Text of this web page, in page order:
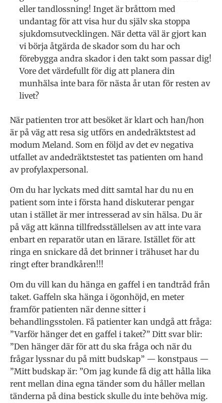
eller tandlossning! Inget är bråttom med
undantag för att visa hur du själv ska stoppa
sjukdomsutvecklingen. När detta väl är gjort kan
vi börja åtgärda de skador som du har och
förebygga andra skador i den takt som passar dig!
Vore det värdefullt för dig att planera din
munhälsa inte bara för nästa år utan för resten av
livet?
När patienten tror att besöket är klart och han/hon
är på väg att resa sig utförs en andedräktstest ad
modum Meland. Som en följd av det ev negativa
utfallet av andedräktstestet tas patienten om hand
av profylaxpersonal.
Om du har lyckats med ditt samtal har du nu en
patient som inte i första hand diskuterar pengar
utan i stället är mer intresserad av sin hälsa. Du är
på väg att känna tillfredsställelsen av att inte vara
enbart en reparatör utan en lärare. Istället för att
ringa en snickare då det brinner i trähuset har du
ringt efter brandkåren!!!
Om du vill kan du hänga en gaffel i en tandtråd från
taket. Gaffeln ska hänga i ögonhöjd, en meter
framför patienten när denne sitter i
behandlingsstolen. Få patienter kan undgå att fråga:
”Varför hänger det en gaffel i taket?” Ditt svar blir:
”Den hänger där för att du ska fråga och när du
frågar lyssnar du på mitt budskap” — konstpaus —
”Mitt budskap är: ”Om jag kunde få dig att hålla lika
rent mellan dina egna tänder som du håller mellan
tänderna på dina bestick skulle du inte behöva mig.